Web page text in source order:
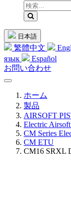
日本語
繁體中文
язык
Español
お問い合わせ
ホーム
製品
AIRSOFT
Electric
CM Series
CM ETU
CM16 SRXL